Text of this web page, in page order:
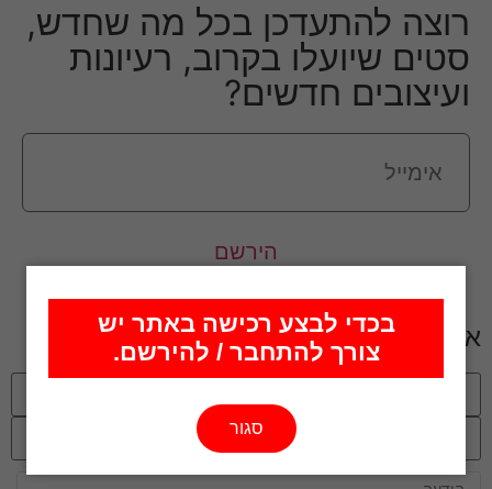
בכדי לבצע רכישה באתר יש
צורך להתחבר / להירשם.
סגור
רוצה להתעדכן בכל מה שחדש,
סטים שיועלו בקרוב, רעיונות
ועיצובים חדשים?
הירשם
אנחנו כאן